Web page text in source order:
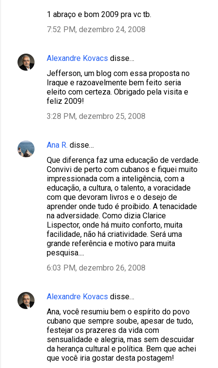
1 abraço e bom 2009 pra vc tb.
7:52 PM, dezembro 24, 2008
Alexandre Kovacs disse…
Jefferson, um blog com essa proposta no
Iraque e razoavelmente bem feito seria
eleito com certeza. Obrigado pela visita e
feliz 2009!
3:28 PM, dezembro 25, 2008
Ana R. disse…
Que diferença faz uma educação de verdade.
Convivi de perto com cubanos e fiquei muito
impressionada com a inteligência, com a
educação, a cultura, o talento, a voracidade
com que devoram livros e o desejo de
aprender onde tudo é proibido. A tenacidade
na adversidade. Como dizia Clarice
Lispector, onde há muito conforto, muita
facilidade, não há criatividade. Será uma
grande referência e motivo para muita
pesquisa....
6:03 PM, dezembro 26, 2008
Alexandre Kovacs disse…
Ana, você resumiu bem o espírito do povo
cubano que sempre soube, apesar de tudo,
festejar os prazeres da vida com
sensualidade e alegria, mas sem descuidar
da herança cultural e política. Bem que achei
que você iria gostar desta postagem!